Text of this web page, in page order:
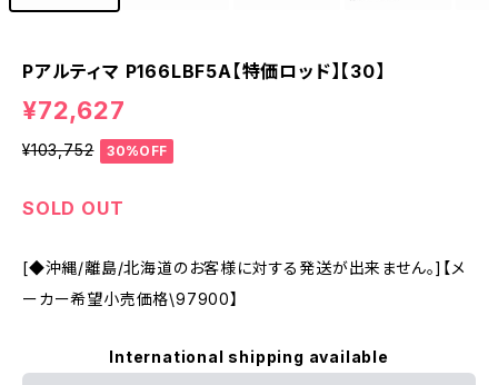
Pアルティマ P166LBF5A【特価ロッド】【30】
¥72,627
¥103,752 30%OFF
SOLD OUT
[◆沖縄/離島/北海道のお客様に対する発送が出来ません。]【メ
ーカー希望小売価格\97900】
International shipping available